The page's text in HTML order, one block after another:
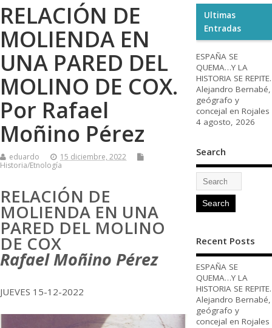
RELACIÓN DE
MOLIENDA EN
UNA PARED DEL
MOLINO DE COX.
Por Rafael
Moñino Pérez
eduardo
15 diciembre, 2022
Historia/Etnología
RELACIÓN DE
MOLIENDA EN UNA
PARED DEL MOLINO
DE COX
Rafael Moñino Pérez
JUEVES 15-12-2022
Ultimas
Entradas
ESPAÑA SE
QUEMA…Y LA
HISTORIA SE REPITE.
Alejandro Bernabé,
geógrafo y
concejal en Rojales
4 agosto, 2026
Search
Recent Posts
ESPAÑA SE
QUEMA…Y LA
HISTORIA SE REPITE.
Alejandro Bernabé,
geógrafo y
concejal en Rojales